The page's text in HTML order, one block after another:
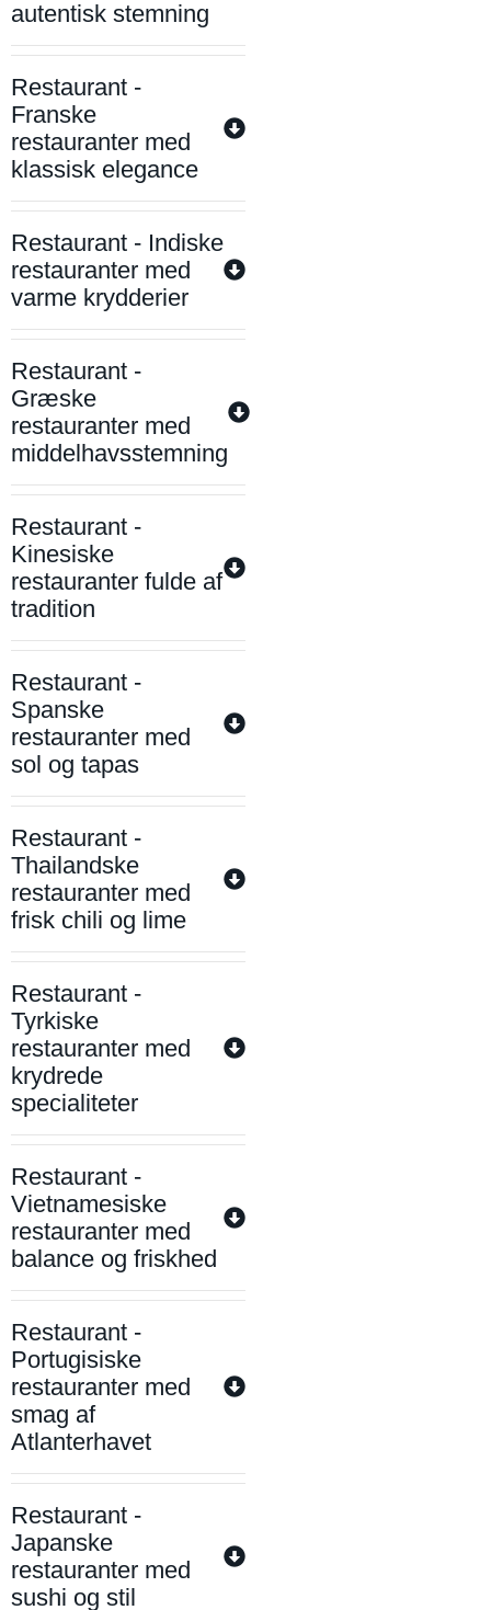
autentisk stemning
Restaurant -
Franske
restauranter med
klassisk elegance
Restaurant - Indiske
restauranter med
varme krydderier
Restaurant -
Græske
restauranter med
middelhavsstemning
Restaurant -
Kinesiske
restauranter fulde af
tradition
Restaurant -
Spanske
restauranter med
sol og tapas
Restaurant -
Thailandske
restauranter med
frisk chili og lime
Restaurant -
Tyrkiske
restauranter med
krydrede
specialiteter
Restaurant -
Vietnamesiske
restauranter med
balance og friskhed
Restaurant -
Portugisiske
restauranter med
smag af
Atlanterhavet
Restaurant -
Japanske
restauranter med
sushi og stil